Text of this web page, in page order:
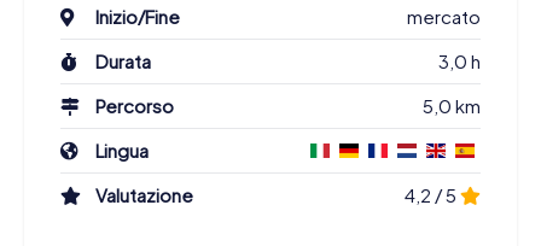
Inizio/Fine
mercato
Durata
3,0 h
Percorso
5,0 km
Lingua
Valutazione
4,2 / 5